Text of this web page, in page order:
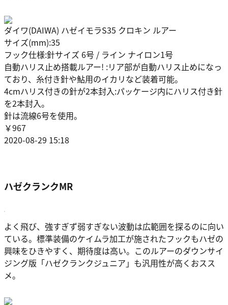
ダイワ(DAIWA) ハゼイモラS35 クロキン ルアー
サイズ(mm):35
フック仕様:針サイズ 6号 / ライン ナイロン1号
自動ハリス止め搭載ルアー! :リア部が自動ハリス止めになっ
ており、糸付き針や鮎用のイカリなど装着可能。
4cmハリス付きの針が2本封入:パッケージ内にハリス付き針
を2本封入。
針は流線6号を使用。
￥967
2020-08-29 15:18
ハゼクランクMR
よく飛び、強すぎず弱すぎない波動は広範囲を探るのに向い
ている。標準装備のケイムラ加工が施されたフックもハゼの
興味をひきやすく、期待度は高い。このルアーのダウンサイ
ジング版「ハゼクランクジュニア」も汎用性が高くおスス
メ。